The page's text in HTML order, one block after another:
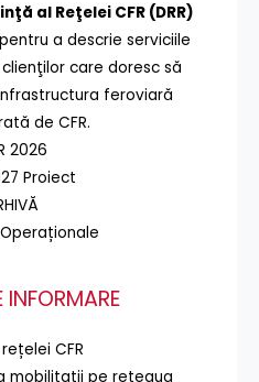
al Reţelei CFR (DRR)
a descrie serviciile
care doresc să
feroviară
de CFR.
2026
Proiect
CFR
mobilitatii pe reteaua